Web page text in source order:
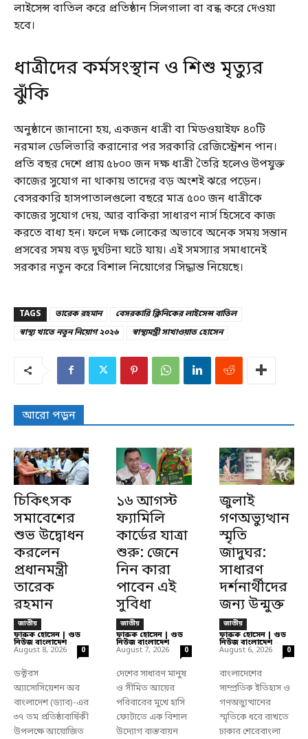
লাইসেন্স বাতিল করে প্রতিষ্ঠান সিলগালা বা বন্ধ করে দেওয়া
হবে।
ধাত্রীদের কর্মসংস্থান ও শিশু মৃত্যুর
ঝুঁকি
অনুষ্ঠানে জানানো হয়, একজন ধাত্রী বা মিডওয়াইফ ৪০টি
নরমাল ডেলিভারি করানোর পর সরকারি রেজিস্ট্রেশন পান।
প্রতি বছর দেশে প্রায় ৫৮০০ জন দক্ষ ধাত্রী তৈরি হলেও উপযুক্ত
কাজের সুযোগ না থাকায় তাদের বড় অংশই ঝরে পড়েন।
বেসরকারি হাসপাতালগুলো বছরে মাত্র ৫০০ জন ধাত্রীকে
কাজের সুযোগ দেয়, আর বাকিরা সাধারণ নার্স হিসেবে কাজ
করতে বাধ্য হন। ফলে দক্ষ লোকের অভাবে অনেক সময় সন্তান
প্রসবের সময় বড় দুর্ঘটনা ঘটে যায়। এই সমস্যার সমাধানেই
সরকার নতুন করে বিশাল নিয়োগের সিদ্ধান্ত নিয়েছে।
TAGS তারেক রহমান
বেসরকারি ক্লিনিকের লাইসেন্স বাতিল
স্বাস্থ্য খাতে নতুন নিয়োগ ২০২৬
স্বাস্থ্যমন্ত্রী সাখাওয়াত হোসেন
আরো পড়ুন
চিকিৎসক
সমাবেশের
শুভ উদ্বোধন
করলেন
প্রধানমন্ত্রী
তারেক
রহমান
জাতীয়
ফারুক হোসেন | গুড
নিউজ বাংলাদেশ -
August 8, 2026 0
ডক্টরস
অ্যাসোসিয়েশন অব
বাংলাদেশ (ড্যাব)-এর
৩৭ তম প্রতিষ্ঠাবার্ষিকী
উপলক্ষে আয়োজিত
১৬ আগস্ট
ফ্যামিলি
কার্ডের যাত্রা
শুরু: জেনে
নিন কারা
পাবেন এই
সুবিধা
জাতীয়
ফারুক হোসেন | গুড
নিউজ বাংলাদেশ -
August 7, 2026 0
দেশের সাধারণ মানুষ
ও সীমিত আয়ের
পরিবারের মুখে হাসি
ফোটাতে এক বিশাল
উদ্যোগ বাস্তবায়ন
জুলাই
গণঅভ্যুত্থান
স্মৃতি
জাদুঘর:
সাধারণ
দর্শনার্থীদের
জন্য উন্মুক্ত
জাতীয়
ফারুক হোসেন | গুড
নিউজ বাংলাদেশ -
August 6, 2026 0
বাংলাদেশের
সাম্প্রতিক ইতিহাস ও
গণঅভ্যুত্থানের
স্মৃতিকে ধরে রাখতে
ঢাকার শেরেবাংলা